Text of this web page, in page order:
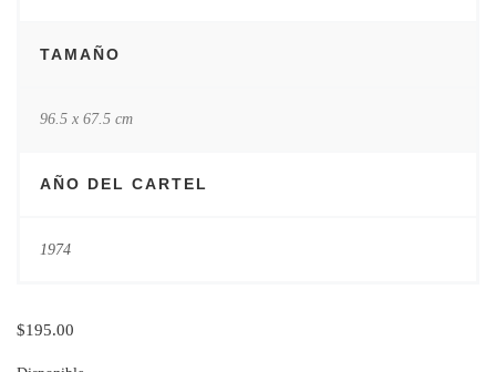
TAMAÑO
96.5 x 67.5 cm
AÑO DEL CARTEL
1974
$195.00